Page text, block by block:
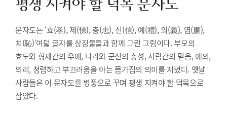
평생 지켜야 할 덕목 문자도
문자도는 ‘효(孝), 제(悌), 충(忠), 신(信), 예(禮), 의(義), 염(廉),
치(恥)’여덟 글자를 상징물들과 함께 그린 그림이다. 부모의
효도와 형제간의 우애, 나라와 군신의 충성, 사람간의 믿음, 예의,
의리, 청렴하고 부끄러움을 아는 몸가짐의 의미를 지녔다. 옛날
사람들은 이 문자도를 병풍으로 꾸며 평생 지켜야 할 덕목으로
삼았다.